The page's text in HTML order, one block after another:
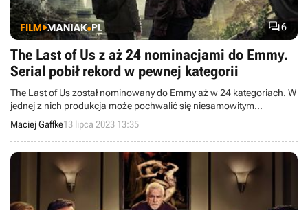
6
The Last of Us z aż 24 nominacjami do Emmy.
Serial pobił rekord w pewnej kategorii
The Last of Us został nominowany do Emmy aż w 24 kategoriach. W
jednej z nich produkcja może pochwalić się niesamowitym
rekordem.
Maciej Gaffke13 lipca 2023 13:35